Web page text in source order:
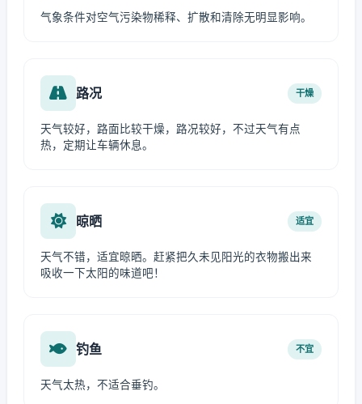
气象条件对空气污染物稀释、扩散和清除无明显影响。
路况 干燥
天气较好，路面比较干燥，路况较好，不过天气有点
热，定期让车辆休息。
晾晒 适宜
天气不错，适宜晾晒。赶紧把久未见阳光的衣物搬出来
吸收一下太阳的味道吧！
钓鱼 不宜
天气太热，不适合垂钓。